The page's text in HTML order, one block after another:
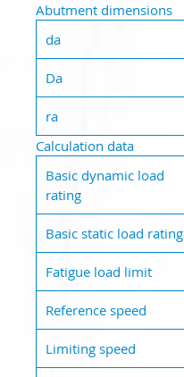
Abutment dimensions
da
Da
ra
Calculation data
Basic dynamic load
rating
Basic static load rating
Fatigue load limit
Reference speed
Limiting speed